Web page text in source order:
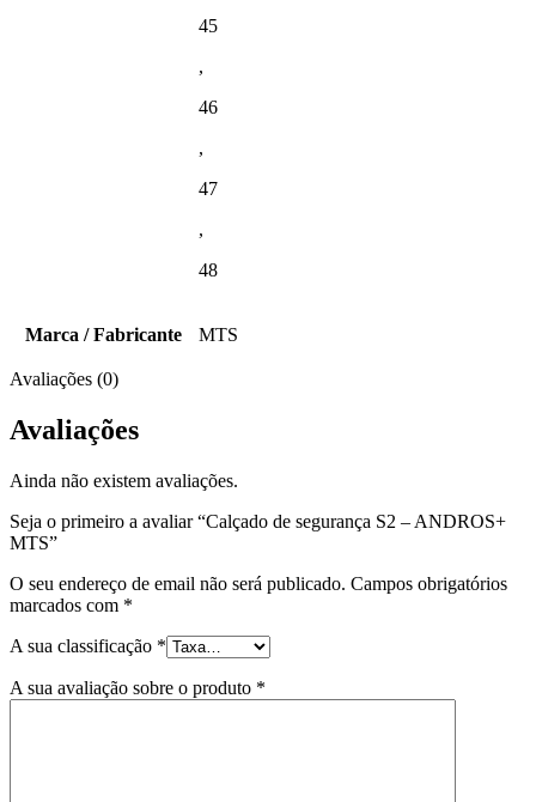
45
,
46
,
47
,
48
Marca / Fabricante MTS
Avaliações (0)
Avaliações
Ainda não existem avaliações.
Seja o primeiro a avaliar “Calçado de segurança S2 – ANDROS+
MTS”
O seu endereço de email não será publicado. Campos obrigatórios
marcados com *
A sua classificação *
A sua avaliação sobre o produto *